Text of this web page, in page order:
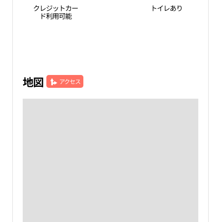
クレジットカー
ド利用可能
トイレあり
地図 アクセス